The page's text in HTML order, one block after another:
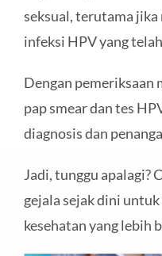
seksual, terutama
infeksi HPV yang
Dengan pemeriksaan
pap smear dan tes
diagnosis dan
Jadi, tunggu apalagi?
gejala sejak dini
kesehatan yang lebih